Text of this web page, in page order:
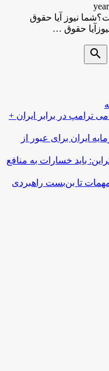
نیوز آیا حقوق
حقوق …
search
ترامپ در برابر ایران +
ایران برای عبور از
باید خسارات به منافع
مهمات تا بن‌بست راهبردی